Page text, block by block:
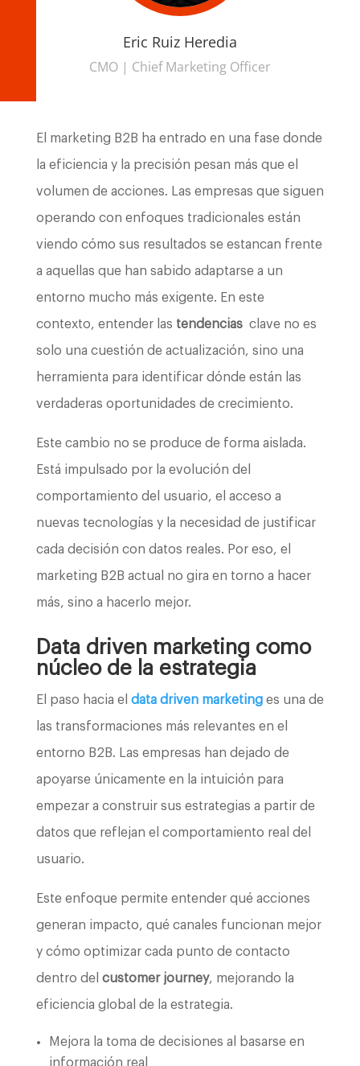
Eric Ruiz Heredia
CMO | Chief Marketing Officer
El marketing B2B ha entrado en una fase donde
la eficiencia y la precisión pesan más que el
volumen de acciones. Las empresas que siguen
operando con enfoques tradicionales están
viendo cómo sus resultados se estancan frente
a aquellas que han sabido adaptarse a un
entorno mucho más exigente. En este
contexto, entender las tendencias clave no es
solo una cuestión de actualización, sino una
herramienta para identificar dónde están las
verdaderas oportunidades de crecimiento.
Este cambio no se produce de forma aislada.
Está impulsado por la evolución del
comportamiento del usuario, el acceso a
nuevas tecnologías y la necesidad de justificar
cada decisión con datos reales. Por eso, el
marketing B2B actual no gira en torno a hacer
más, sino a hacerlo mejor.
Data driven marketing como
núcleo de la estrategia
El paso hacia el data driven marketinges una de
las transformaciones más relevantes en el
entorno B2B. Las empresas han dejado de
apoyarse únicamente en la intuición para
empezar a construir sus estrategias a partir de
datos que reflejan el comportamiento real del
usuario.
Este enfoque permite entender qué acciones
generan impacto, qué canales funcionan mejor
y cómo optimizar cada punto de contacto
dentro del customer journey, mejorando la
eficiencia global de la estrategia.
Mejora la toma de decisiones al basarse en
información real